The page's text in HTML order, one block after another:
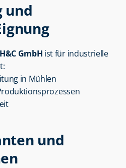
und
GmbH ist für industrielle
in Mühlen
und